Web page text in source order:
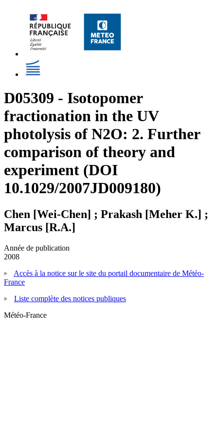
D05309 - Isotopomer
fractionation in the UV
photolysis of N2O: 2. Further
comparison of theory and
experiment (DOI
10.1029/2007JD009180)
Chen [Wei-Chen] ; Prakash [Meher K.] ;
Marcus [R.A.]
Année de publication
2008
Accès à la notice sur le site du portail documentaire de Météo-
France
Liste complète des notices publiques
Météo-France